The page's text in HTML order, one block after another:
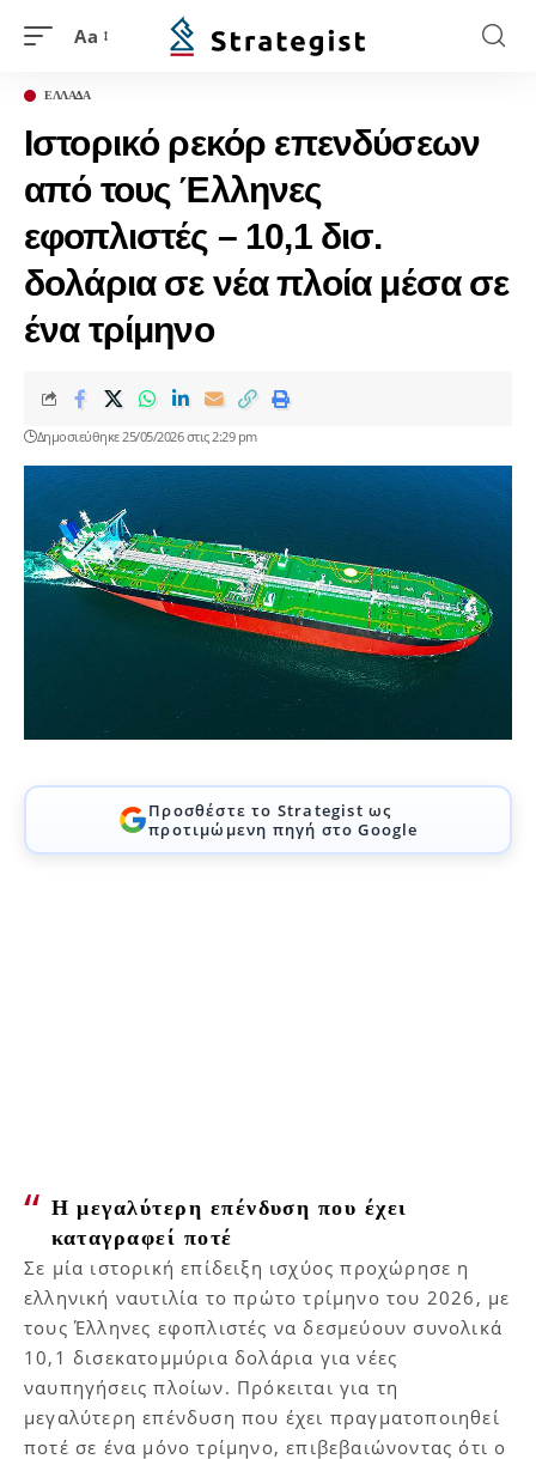
Aa
ΕΛΛΑΔΑ
Ιστορικό ρεκόρ επενδύσεων
από τους Έλληνες
εφοπλιστές – 10,1 δισ.
δολάρια σε νέα πλοία μέσα σε
ένα τρίμηνο
Δημοσιεύθηκε 25/05/2026 στις 2:29 pm
Προσθέστε το Strategist ως
προτιμώμενη πηγή στο Google
Η μεγαλύτερη επένδυση που έχει
καταγραφεί ποτέ
Σε μία ιστορική επίδειξη ισχύος προχώρησε η
ελληνική ναυτιλία το πρώτο τρίμηνο του 2026, με
τους Έλληνες εφοπλιστές να δεσμεύουν συνολικά
10,1 δισεκατομμύρια δολάρια για νέες
ναυπηγήσεις πλοίων. Πρόκειται για τη
μεγαλύτερη επένδυση που έχει πραγματοποιηθεί
ποτέ σε ένα μόνο τρίμηνο, επιβεβαιώνοντας ότι ο